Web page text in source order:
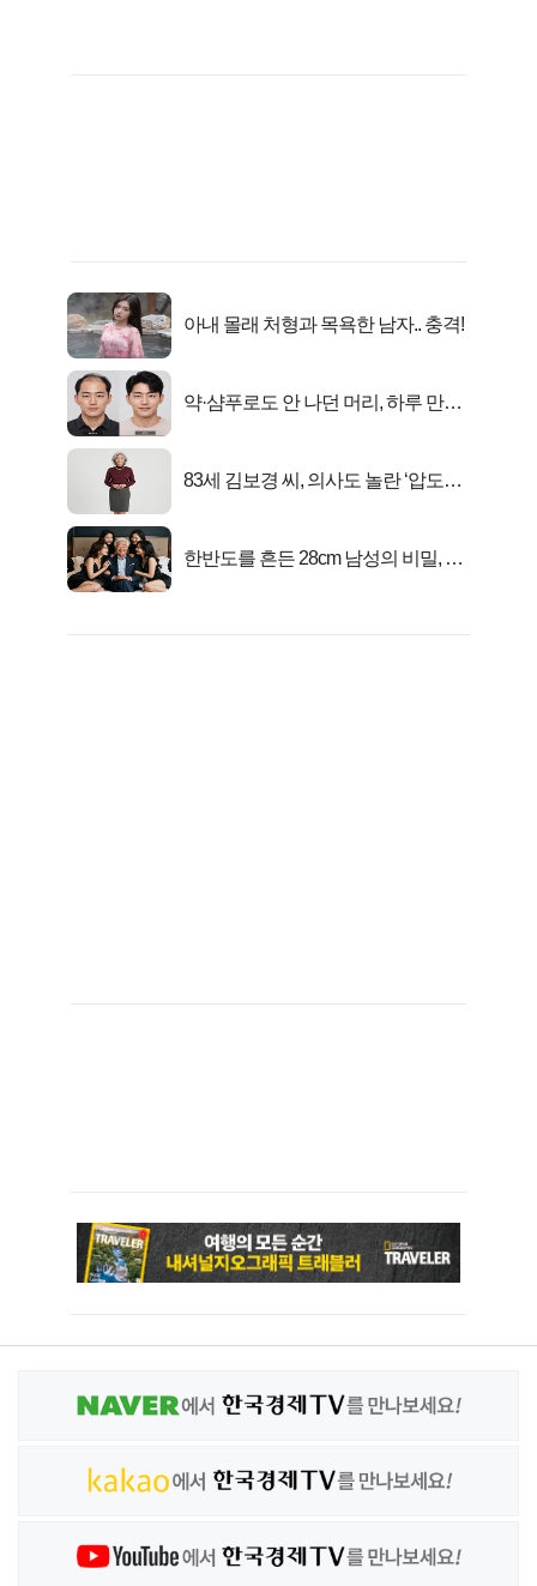
아내 몰래 처형과 목욕한 남자.. 충격!
약·샴푸로도 안 나던 머리, 하루 만에
83세 김보경 씨, 의사도 놀란 ‘압도적
한반도를 흔든 28cm 남성의 비밀, 매